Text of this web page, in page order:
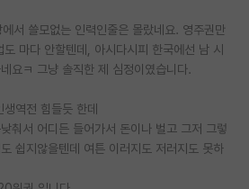
판
서 쓸모없는 인력인줄은 몰랐네요. 영주권만
마다 안할텐데, 아시다시피 한국에선 남 시
요ㅋ 그냥 솔직한 제 심정이였습니다.
역전 힘들듯 한데
춰서 어디든 들어가서 돈이나 벌고 그저 그렇
쉽지않을텐데 여튼 이러지도 저러지도 못하